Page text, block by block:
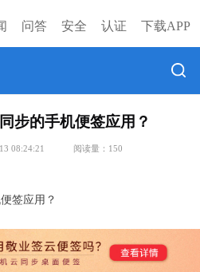
问答 安全 认证 下载APP
步的手机便签应用？
08:24:21 阅读量： 150
签应用？